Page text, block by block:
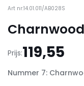
Art nr:14.01.011/AB028S
Prijs:119,55
Nummer 7: